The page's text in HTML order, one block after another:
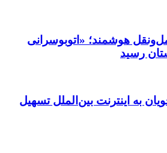
هوشمند؛ «اتوبوسرانی
به اینترنت بین‌الملل تسهیل